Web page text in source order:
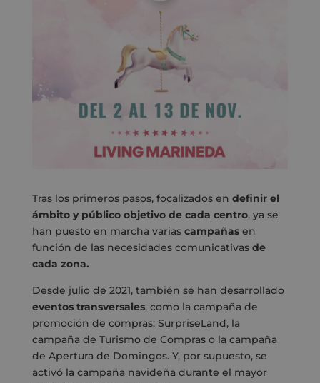
Tras los primeros pasos, focalizados en definir el
ámbito y público objetivo de cada centro, ya se
han puesto en marcha varias campañasen
función de las necesidades comunicativas de
cada zona.
Desde julio de 2021, también se han desarrollado
eventos transversales, como la campaña de
promoción de compras: SurpriseLand, la
campaña de Turismo de Compras o la campaña
de Apertura de Domingos. Y, por supuesto, se
activó la campaña navideña durante el mayor